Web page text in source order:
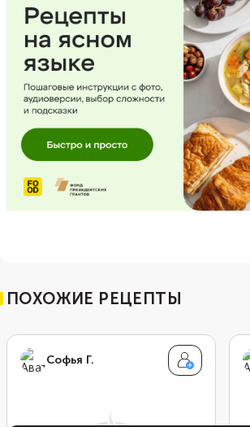
ПОХОЖИЕ РЕЦЕПТЫ
Софья Г.